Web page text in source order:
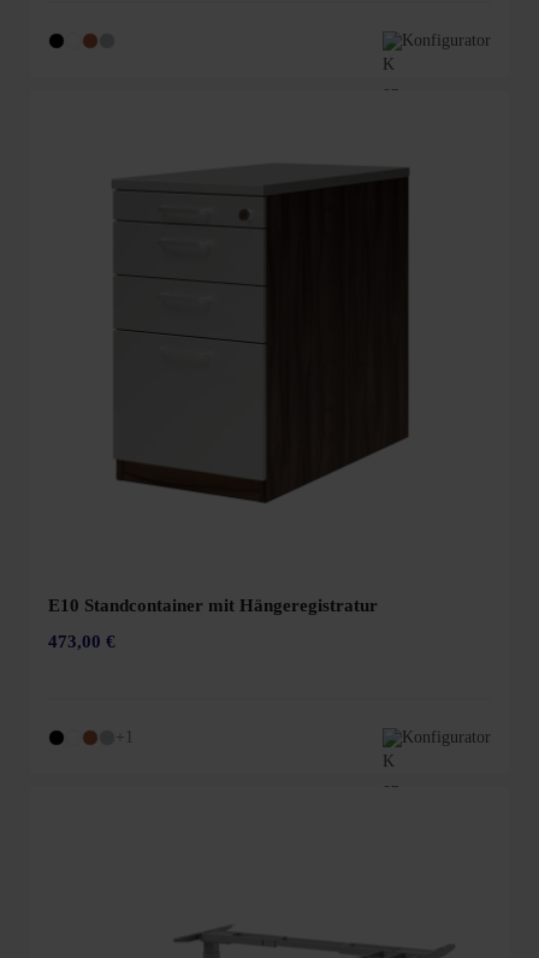
Konfigurator
E10 Standcontainer mit Hängeregistratur
473,00 €
+1 Konfigurator